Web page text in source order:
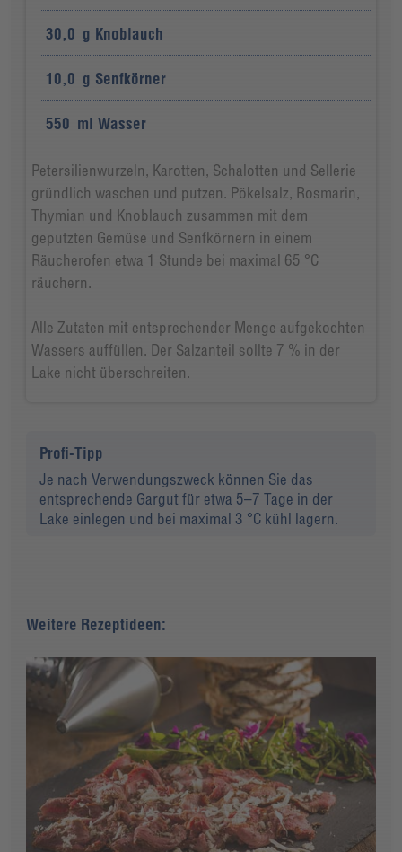
30,0 g Knoblauch
10,0 g Senfkörner
550 ml Wasser
Petersilienwurzeln, Karotten, Schalotten und Sellerie
gründlich waschen und putzen. Pökelsalz, Rosmarin,
Thymian und Knoblauch zusammen mit dem
geputzten Gemüse und Senfkörnern in einem
Räucherofen etwa 1 Stunde bei maximal 65 °C
räuchern.
Alle Zutaten mit entsprechender Menge aufgekochten
Wassers auffüllen. Der Salzanteil sollte 7 % in der
Lake nicht überschreiten.
Profi-Tipp
Je nach Verwendungszweck können Sie das
entsprechende Gargut für etwa 5–7 Tage in der
Lake einlegen und bei maximal 3 °C kühl lagern.
Weitere Rezeptideen: